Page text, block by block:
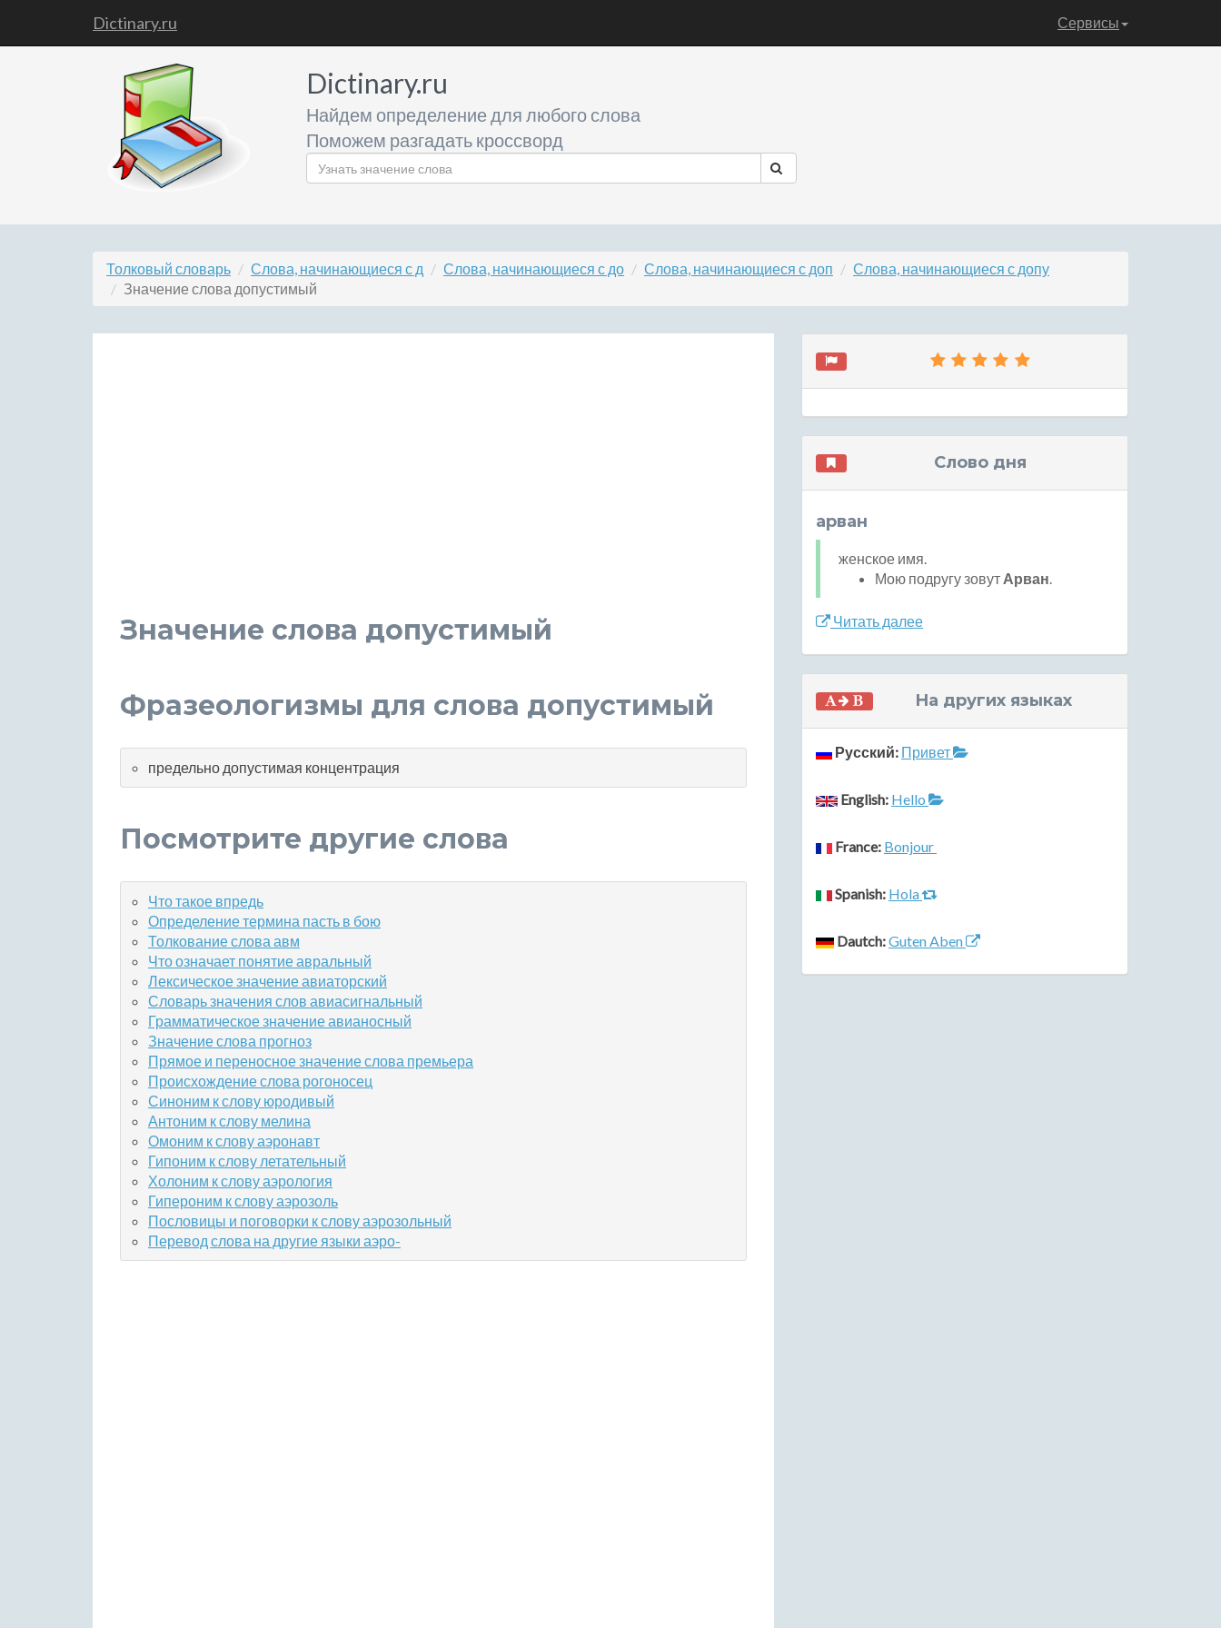
Dictinary.ru Сервисы
Dictinary.ru
Найдем определение для любого слова
Поможем разгадать кроссворд
Толковый словарь Слова, начинающиеся с д Слова, начинающиеся с до Слова, начинающиеся с доп
Слова, начинающиеся с допу
Значение слова допустимый
Значение слова допустимый
Фразеологизмы для слова допустимый
предельно допустимая концентрация
Посмотрите другие слова
Что такое впредь
Определение термина пасть в бою
Толкование слова авм
Что означает понятие авральный
Лексическое значение авиаторский
Словарь значения слов авиасигнальный
Грамматическое значение авианосный
Значение слова прогноз
Прямое и переносное значение слова премьера
Происхождение слова рогоносец
Синоним к слову юродивый
Антоним к слову мелина
Омоним к слову аэронавт
Гипоним к слову летательный
Холоним к слову аэрология
Гипероним к слову аэрозоль
Пословицы и поговорки к слову аэрозольный
Перевод слова на другие языки аэро-
Слово дня
арван
женское имя.
Мою подругу зовут Арван.
Читать далее
На других языках
Русский: Привет
English: Hello
France: Bonjour
Spanish: Hola
Dautch:Guten Aben